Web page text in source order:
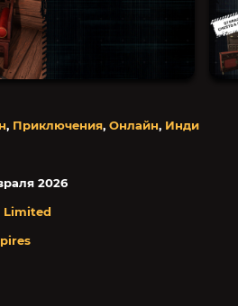
, Приключения, Онлайн, Инди
2026
Limited